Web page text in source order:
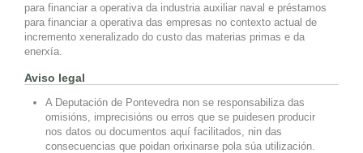
para financiar a operativa da industria auxiliar naval e préstamos
para financiar a operativa das empresas no contexto actual de
incremento xeneralizado do custo das materias primas e da
enerxía.
Aviso legal
A Deputación de Pontevedra non se responsabiliza das
omisións, imprecisións ou erros que se puidesen producir
nos datos ou documentos aquí facilitados, nin das
consecuencias que poidan orixinarse pola súa utilización.